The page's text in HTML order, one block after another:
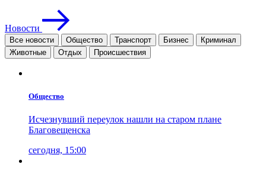
Новости
Все новости Общество Транспорт Бизнес
Криминал
Животные
Отдых Проиcшествия
Общество
Исчезнувший переулок нашли на старом плане
Благовещенска
сегодня, 15:00